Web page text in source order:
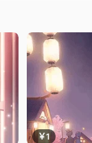
￥1